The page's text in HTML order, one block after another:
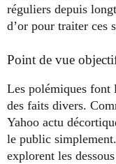
réguliers depuis
d’or pour traiter ces
Point de vue
Les polémiques font
des faits divers.
Yahoo actu
le public
explorent les